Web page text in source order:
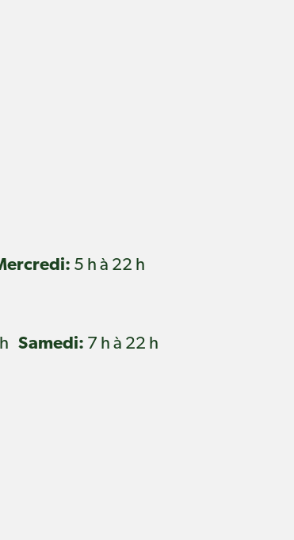
5 h à 22 h
Samedi: 7 h à 22 h